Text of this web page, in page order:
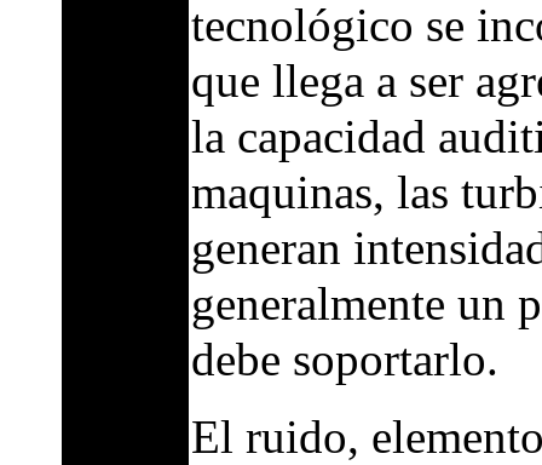
tecnológico se
que llega a ser
la capacidad
maquinas, las
generan
generalmente un
debe soportarlo.
El ruido,